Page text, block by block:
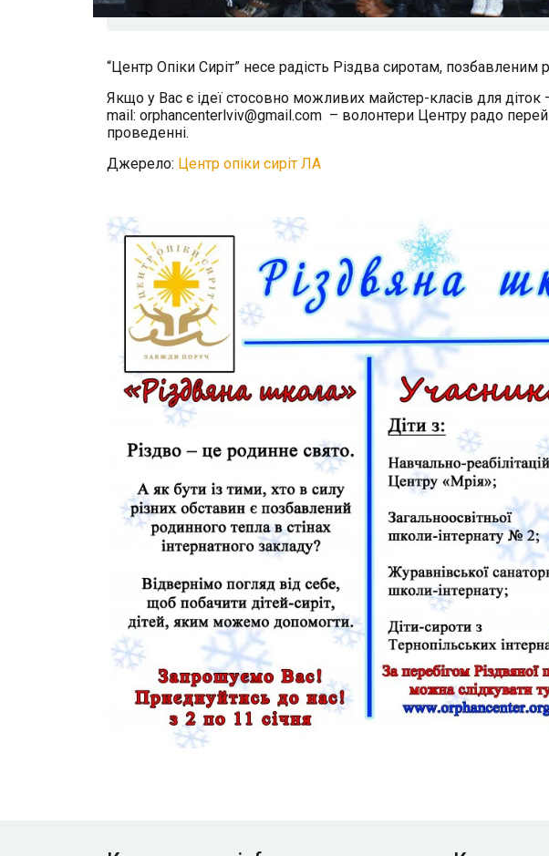
“Центр Опіки Сиріт” несе радість Різдва сиротам, позбавленим
Якщо у Вас є ідеї стосовно можливих майстер-класів для діток
mail: orphancenterlviv@gmail.com – волонтери Центру радо
проведенні.
Джерело: Центр опіки сиріт ЛА